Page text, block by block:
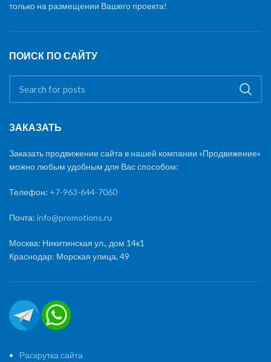
только на размещении Вашего проекта!
ПОИСК ПО САЙТУ
ЗАКАЗАТЬ
Заказать продвижение сайта в нашей компании «Продвижение»
можно любым удобным для Вас способом:
Телефон: +7-963-644-7060
Почта: info@promotions.ru
Москва: Никитинская ул., дом 14к1
Краснодар: Морская улица, 49
Раскрутка сайта